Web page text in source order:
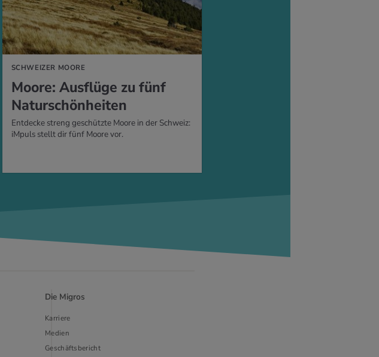
SCHWEIZER MOORE
Moore: Ausflüge zu fünf
Naturschönheiten
Entdecke streng geschützte Moore in der Schweiz:
iMpuls stellt dir fünf Moore vor.
Die Migros
Karriere
Medien
Geschäftsbericht